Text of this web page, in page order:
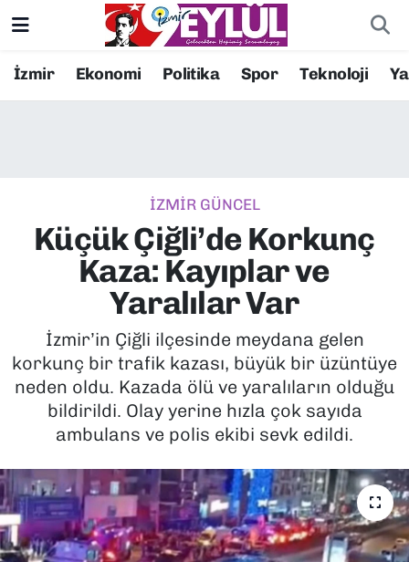
İzmir Ekonomi Politika Spor Teknoloji
İZMİR GÜNCEL
Küçük Çiğli’de Korkunç
Kaza: Kayıplar ve
Yaralılar Var
İzmir’in Çiğli ilçesinde meydana gelen
korkunç bir trafik kazası, büyük bir üzüntüye
neden oldu. Kazada ölü ve yaralıların olduğu
bildirildi. Olay yerine hızla çok sayıda
ambulans ve polis ekibi sevk edildi.
Resmi İlanlar
EKONOMİ
KÜLTÜR SANAT
MAGAZİN
POLİTİKA
SAĞLIK
SPOR
TEKNOLOJİ
Konak Nöbetçi Eczaneler
Süper Lig Puan Durumu ve Fikstür
Tüm Manşetler
Son Dakika Haberleri
Haber Arşivi